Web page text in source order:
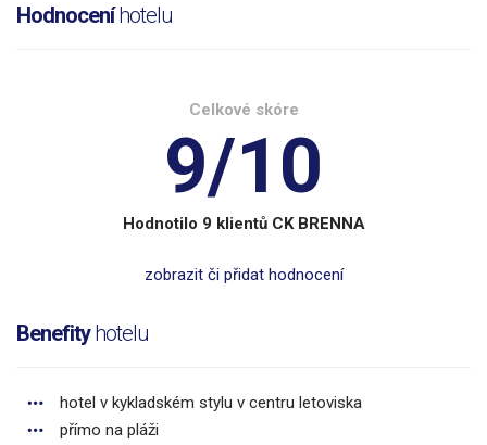
Hodnoceníhotelu
Celkové skóre
9/10
Hodnotilo 9 klientů CK BRENNA
zobrazit či přidat hodnocení
Benefityhotelu
hotel v kykladském stylu v centru letoviska
přímo na pláži